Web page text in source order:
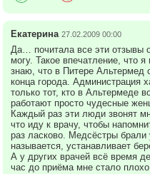
Екатерина 27.02.2009 00:00
Да… почитала все эти отзывы
могу. Такое впечатление, что
знаю, что в Питере Альтермед
конца города. Администрация
только тот, кто в Альтермеде
работают просто чудесные
Каждый раз эти люди звонят
что иду к врачу, чтобы
раз ласково. Медсёстры
называется, устанавливает
А у других врачей всё время
час до приёма мне стало